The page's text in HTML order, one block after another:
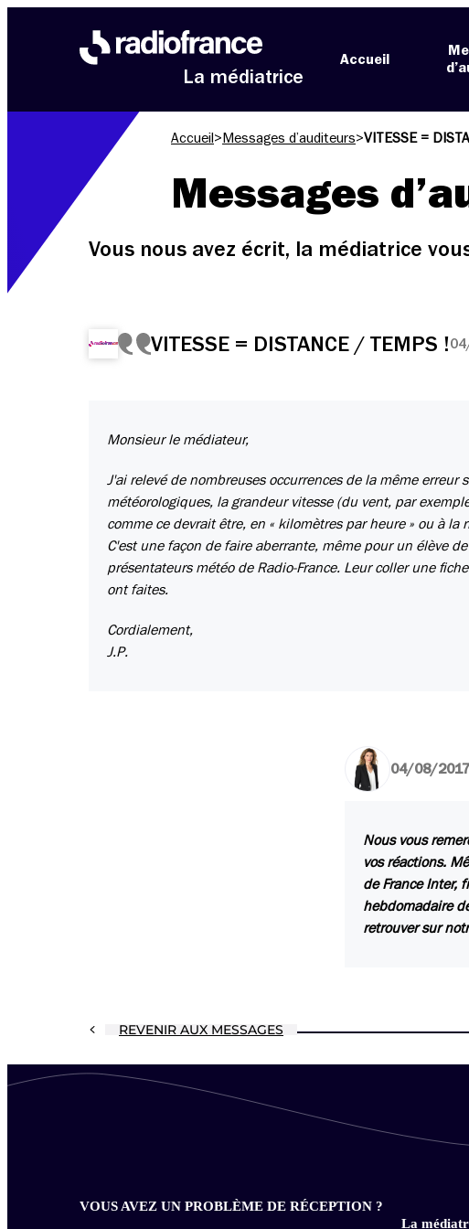
La médiatrice
Accueil
Accueil > Messages d’auditeurs>VITESSE =
Messages
Vous nous avez écrit, la médiatrice
VITESSE = DISTANCE / TEMPS !
Monsieur le médiateur,
J'ai relevé de nombreuses occurrences de la même
météorologiques, la grandeur vitesse (du vent, par
comme ce devrait être, en « kilomètres par heure » ou à la
C'est une façon de faire aberrante, même pour un élève
présentateurs météo de Radio-France. Leur coller une
ont faites.
Cordialement,
J.P.
04/08/
Nous vous
vos réactions.
de France Inter,
hebdomadaire
retrouver sur
REVENIR AUX MESSAGES
VOUS AVEZ UN PROBLÈME DE RÉCEPTION ?
La